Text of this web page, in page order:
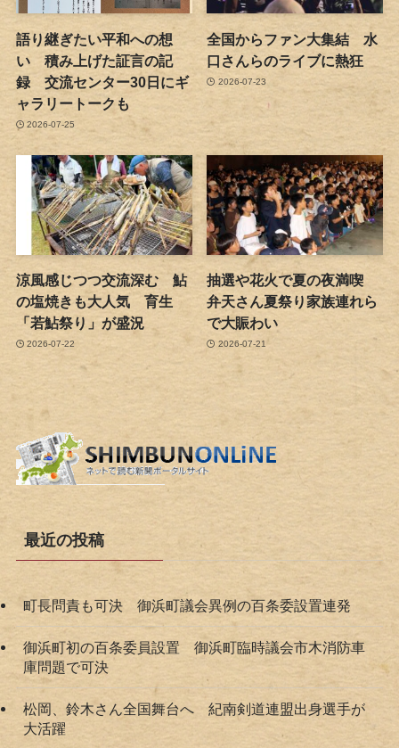
語り継ぎたい平和への想
い 積み上げた証言の記
録 交流センター30日にギ
ャラリートークも
2026-07-25
全国からファン大集結 水
口さんらのライブに熱狂
2026-07-23
涼風感じつつ交流深む 鮎
の塩焼きも大人気 育生
「若鮎祭り」が盛況
2026-07-22
抽選や花火で夏の夜満喫
弁天さん夏祭り家族連れら
で大賑わい
2026-07-21
最近の投稿
町長問責も可決 御浜町議会異例の百条委設置連発
御浜町初の百条委員設置 御浜町臨時議会市木消防車
庫問題で可決
松岡、鈴木さん全国舞台へ 紀南剣道連盟出身選手が
大活躍